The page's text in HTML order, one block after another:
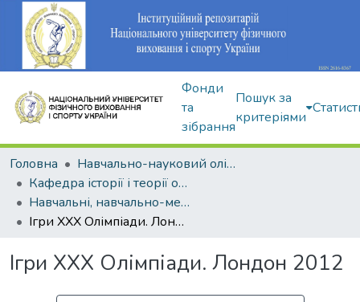
Фонди
та
зібрання
Пошук за
критеріями
Головна
Навчально-науковий олімпійський інститут
Кафедра історії і теорії олімпійського спорту
Навчальні, навчально-методичні видання
Ігри ХХХ Олімпіади. Лондон 2012
Ігри ХХХ Олімпіади. Лондон 2012